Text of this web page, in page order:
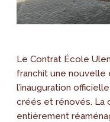
Le Contrat École
franchit une nouvelle
l’inauguration
créés et rénovés. La
entièrement